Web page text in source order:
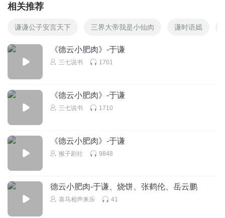
相关推荐
谦谦公子安言天下 三界大帝我是小仙肉 谦时语嫣
《德云小肥肉》-于谦
三七说书 1701
《德云小肥肉》-于谦
三七说书 1710
《德云小肥肉》-于谦
猴子剧社 9848
德云小肥肉-于谦、烧饼、张鹤伦、岳云鹏
喜马相声来乐 41